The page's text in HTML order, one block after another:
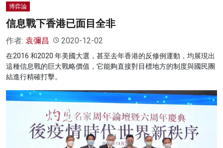
博弈論
信息戰下香港已面目全非
作者: 袁彌昌 2020-12-02
在2016 和2020 年美國大選，甚至去年香港的反修例運動，均展現出
這種信息戰的巨大戰略價值，它能夠直接對目標地方的制度與國民團
結進行精確打擊。